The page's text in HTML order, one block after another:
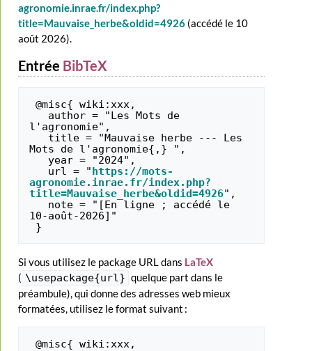
agronomie.inrae.fr/index.php?
title=Mauvaise_herbe&oldid=4926 (accédé le 10
août 2026).
Entrée BibTeX
@misc{ wiki:xxx,
l'agronomie",
Mots de l'agronomie{,} ",
   url = "
https://mots-
agronomie.inrae.fr/index.php?
title=Mauvaise_herbe&oldid=4926",
10-août-2026]"
Si vous utilisez le package URL dans LaTeX
( \usepackage{url} quelque part dans le
préambule), qui donne des adresses web mieux
formatées, utilisez le format suivant :
@misc{ wiki:xxx,